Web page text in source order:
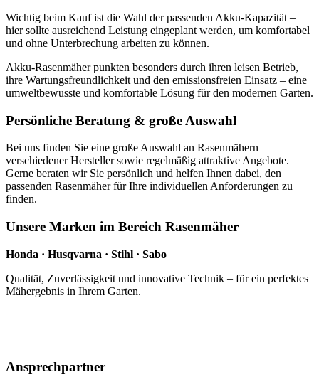
Wichtig beim Kauf ist die Wahl der passenden Akku-Kapazität –
hier sollte ausreichend Leistung eingeplant werden, um komfortabel
und ohne Unterbrechung arbeiten zu können.
Akku-Rasenmäher punkten besonders durch ihren leisen Betrieb,
ihre Wartungsfreundlichkeit und den emissionsfreien Einsatz – eine
umweltbewusste und komfortable Lösung für den modernen Garten.
Persönliche Beratung & große Auswahl
Bei uns finden Sie eine große Auswahl an Rasenmähern
verschiedener Hersteller sowie regelmäßig attraktive Angebote.
Gerne beraten wir Sie persönlich und helfen Ihnen dabei, den
passenden Rasenmäher für Ihre individuellen Anforderungen zu
finden.
Unsere Marken im Bereich Rasenmäher
Honda · Husqvarna · Stihl · Sabo
Qualität, Zuverlässigkeit und innovative Technik – für ein perfektes
Mähergebnis in Ihrem Garten.
Ansprechpartner